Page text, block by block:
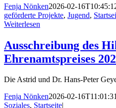
Fenja Nönken2026-02-
geförderte Projekte, Jugend,
Weiterlesen
Ausschreibung des
Ehrenamtspreises
Die Astrid und Dr. Hans-Peter
Fenja Nönken2026-02-
Soziales, Startseite|